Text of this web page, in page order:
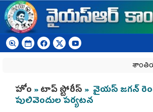
Skip to main content
You are here
హోం »టాప్ స్టోరీస్ » వైయస్‌ జగన్‌
పులివెందుల పర్యటన